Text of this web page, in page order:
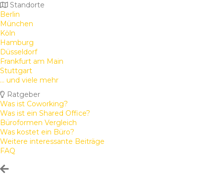
Standorte
Berlin
München
Köln
Hamburg
Düsseldorf
Frankfurt am Main
Stuttgart
... und viele mehr
Ratgeber
Was ist Coworking?
Was ist ein Shared Office?
Büroformen Vergleich
Was kostet ein Büro?
Weitere interessante Beiträge
FAQ